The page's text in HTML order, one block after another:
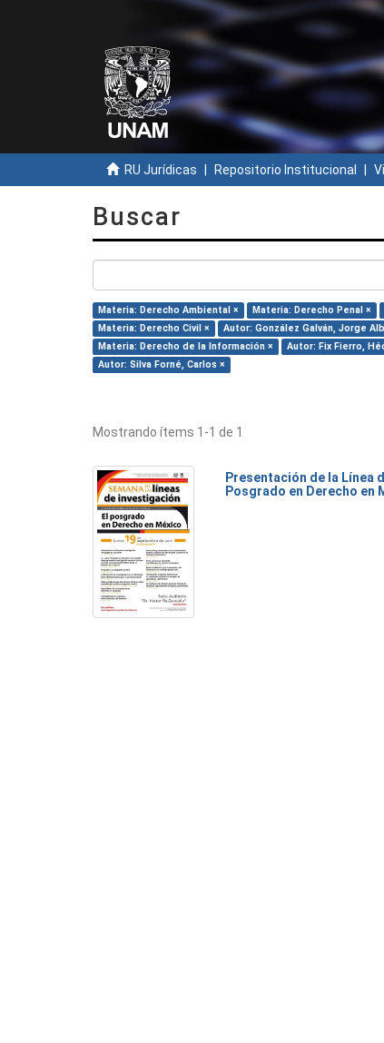
RU Jurídicas Repositorio Institucional
Buscar
Materia: Derecho Ambiental × Materia: Derecho Penal ×
Materia: Derecho Civil ×
Autor: González Galván, Jorge
Materia: Derecho de la Información ×
Autor: Fix Fierro,
Autor: Silva Forné, Carlos ×
Mostrando ítems 1-1 de 1
Presentación de la Línea
Posgrado en Derecho en